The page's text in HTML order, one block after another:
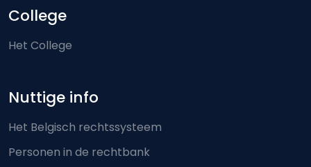
College
Het College
Nuttige info
Het Belgisch rechtssysteem
Personen in de rechtbank